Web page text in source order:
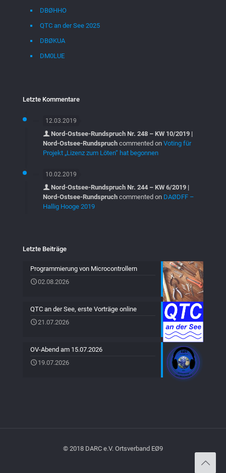
DBØHHO
QTC an der See 2025
DBØKUA
DM0LUE
Letzte Kommentare
12.03.2019
Nord-Ostsee-Rundspruch Nr. 248 – KW 10/2019 |
Nord-Ostsee-Rundspruch commented on Voting für
Projekt „Lizenz zum Löten“ hat begonnen
10.02.2019
Nord-Ostsee-Rundspruch Nr. 244 – KW 6/2019 |
Nord-Ostsee-Rundspruch commented on DAØDFF –
Hallig Hooge 2019
Letzte Beiträge
Programmierung von Microcontrollern
02.08.2026
QTC an der See, erste Vorträge online
21.07.2026
OV-Abend am 15.07.2026
19.07.2026
© 2018 DARC e.V. Ortsverband EØ9